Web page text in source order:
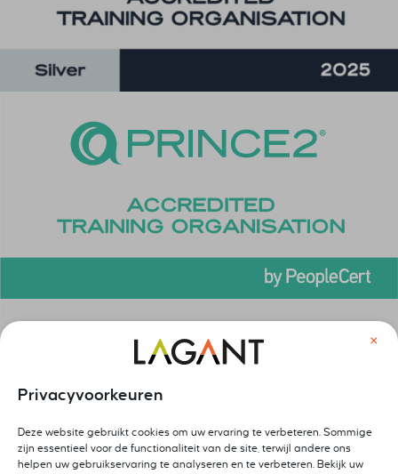
Privacyvoorkeuren
×
Deze website gebruikt cookies om uw ervaring te verbeteren. Sommige
zijn essentieel voor de functionaliteit van de site, terwijl andere ons
helpen uw gebruikservaring te analyseren en te verbeteren. Bekijk uw